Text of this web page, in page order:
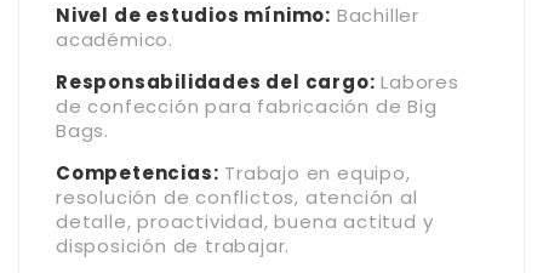
Nivel de estudios mínimo: Bachiller
académico.
Responsabilidades del cargo: Labores
de confección para fabricación de Big
Bags.
Competencias: Trabajo en equipo,
resolución de conflictos, atención al
detalle, proactividad, buena actitud y
disposición de trabajar.